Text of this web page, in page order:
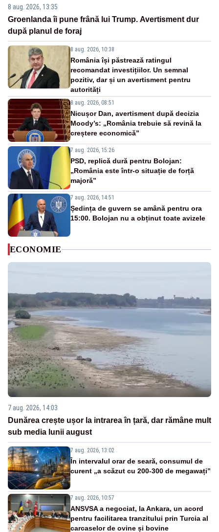
8 aug. 2026, 13:35
Groenlanda îi pune frână lui Trump. Avertisment dur
după planul de foraj
8 aug. 2026, 10:38
România își păstrează ratingul
recomandat investițiilor. Un semnal
pozitiv, dar și un avertisment pentru
autorități
8 aug. 2026, 08:51
Nicușor Dan, avertisment după decizia
Moody’s: „România trebuie să revină la
creștere economică”
7 aug. 2026, 15:26
PSD, replică dură pentru Bolojan:
„România este într-o situație de forță
majoră”
7 aug. 2026, 14:51
Ședința de guvern se amână pentru ora
15:00. Bolojan nu a obținut toate avizele
ECONOMIE
7 aug. 2026, 14:03
Dunărea crește ușor la intrarea în țară, dar rămâne mult
sub media lunii august
7 aug. 2026, 13:02
În intervalul orar de seară, consumul de
curent „a scăzut cu 200-300 de megawați”
7 aug. 2026, 10:57
ANSVSA a negociat, la Ankara, un acord
pentru facilitarea tranzitului prin Turcia al
carcaselor de ovine și bovine